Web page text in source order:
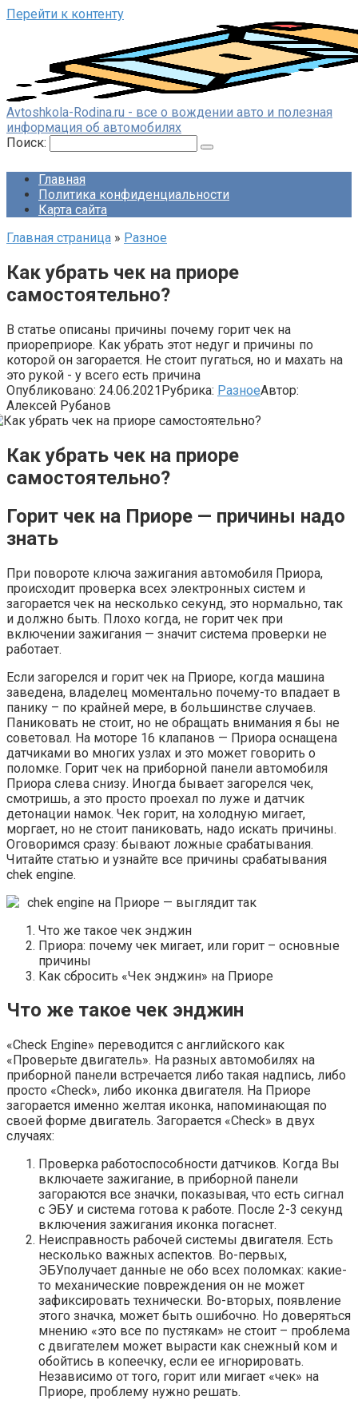
Перейти к контенту
Avtoshkola-Rodina.ru - все о вождении авто и полезная
информация об автомобилях
Поиск:
Главная
Политика конфиденциальности
Карта сайта
Главная страница » Разное
Как убрать чек на приоре
самостоятельно?
В статье описаны причины почему горит чек на
приореприоре. Как убрать этот недуг и причины по
которой он загорается. Не стоит пугаться, но и махать на
это рукой - у всего есть причина
Опубликовано: 24.06.2021Рубрика: РазноеАвтор:
Алексей Рубанов
Как убрать чек на приоре
самостоятельно?
Горит чек на Приоре — причины надо
знать
При повороте ключа зажигания автомобиля Приора,
происходит проверка всех электронных систем и
загорается чек на несколько секунд, это нормально, так
и должно быть. Плохо когда, не горит чек при
включении зажигания — значит система проверки не
работает.
Если загорелся и горит чек на Приоре, когда машина
заведена, владелец моментально почему-то впадает в
панику – по крайней мере, в большинстве случаев.
Паниковать не стоит, но не обращать внимания я бы не
советовал. На моторе 16 клапанов — Приора оснащена
датчиками во многих узлах и это может говорить о
поломке. Горит чек на приборной панели автомобиля
Приора слева снизу. Иногда бывает загорелся чек,
смотришь, а это просто проехал по луже и датчик
детонации намок. Чек горит, на холодную мигает,
моргает, но не стоит паниковать, надо искать причины.
Оговоримся сразу: бывают ложные срабатывания.
Читайте статью и узнайте все причины срабатывания
chek engine.
chek engine на Приоре — выглядит так
Что же такое чек энджин
Приора: почему чек мигает, или горит – основные
причины
Как сбросить «Чек энджин» на Приоре
Что же такое чек энджин
«Check Engine» переводится с английского как
«Проверьте двигатель». На разных автомобилях на
приборной панели встречается либо такая надпись, либо
просто «Check», либо иконка двигателя. На Приоре
загорается именно желтая иконка, напоминающая по
своей форме двигатель. Загорается «Check» в двух
случаях:
Проверка работоспособности датчиков. Когда Вы
включаете зажигание, в приборной панели
загораются все значки, показывая, что есть сигнал
с ЭБУ и система готова к работе. После 2-3 секунд
включения зажигания иконка погаснет.
Неисправность рабочей системы двигателя. Есть
несколько важных аспектов. Во-первых,
ЭБУполучает данные не обо всех поломках: какие-
то механические повреждения он не может
зафиксировать технически. Во-вторых, появление
этого значка, может быть ошибочно. Но доверяться
мнению «это все по пустякам» не стоит – проблема
с двигателем может вырасти как снежный ком и
обойтись в копеечку, если ее игнорировать.
Независимо от того, горит или мигает «чек» на
Приоре, проблему нужно решать.